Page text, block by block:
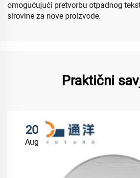
omogućujući pretvorbu otpadnog
sirovine za nove proizvode.
Praktični
20
Aug